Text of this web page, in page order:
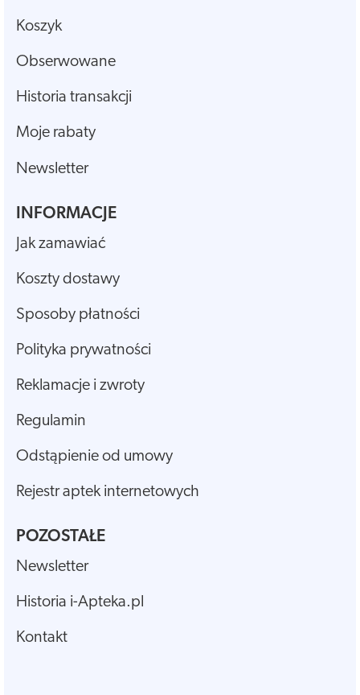
Koszyk
Obserwowane
Historia transakcji
Moje rabaty
Newsletter
INFORMACJE
Jak zamawiać
Koszty dostawy
Sposoby płatności
Polityka prywatności
Reklamacje i zwroty
Regulamin
Odstąpienie od umowy
Rejestr aptek internetowych
POZOSTAŁE
Newsletter
Historia i-Apteka.pl
Kontakt